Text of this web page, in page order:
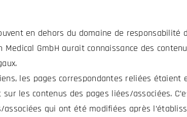
en dehors du domaine de responsabilité
GmbH aurait connaissance des
les pages correspondantes reliées étaient
les contenus des pages liées/associées.
qui ont été modifiées après